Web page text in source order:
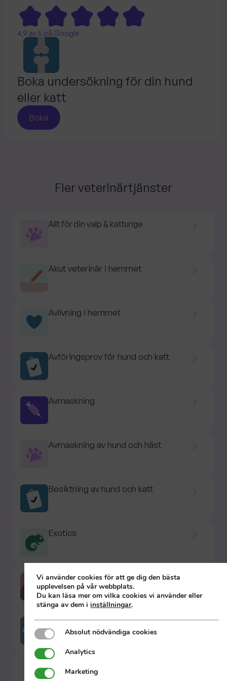
4,9 av 5 på Google
Boka undersökning för din hund
eller katt
Boka
Fler veterinärtjänster
Allt för din valp & kattunge
Akut veterinär i hemmet
Avlivning i hemmet
Avföringsprov för hund och katt
Avmaskning
Avmaskning av hund och häst
Besiktning av hund och katt
Exotics
Hud & pälsproblem
Hälsoundersökning
Vi använder cookies för att ge dig den bästa
upplevelsen på vår webbplats.
Du kan läsa mer om vilka cookies vi använder eller
stänga av dem iinställningar.
Absolut nödvändiga cookies
Absolut nödvändiga cookies
AnalyticsAnalytics
MarketingMarketing